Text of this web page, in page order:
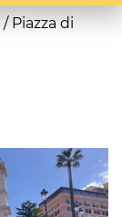
/ Piazza di